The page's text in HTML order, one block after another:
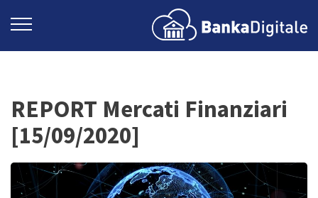
REPORT Mercati Finanziari
[15/09/2020]